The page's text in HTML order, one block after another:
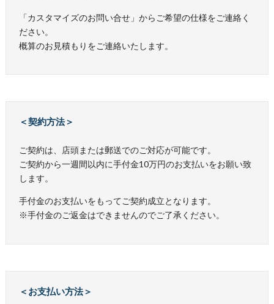
「カスタマイズのお問い合せ」からご希望の仕様をご連絡く
ださい。
概算のお見積もりをご連絡いたします。
＜契約方法＞
ご契約は、店頭または郵送でのご対応が可能です。
ご契約から一週間以内に手付金10万円のお支払いをお願い致
します。
手付金のお支払いをもってご契約成立となります。
※手付金のご返金はできませんのでご了承ください。
＜お支払い方法＞